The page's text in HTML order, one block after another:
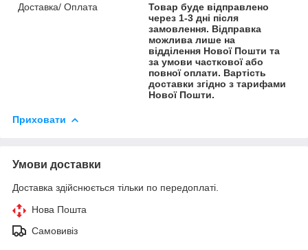
Доставка/ Оплата
Товар буде відправлено
через 1-3 дні після
замовлення. Відправка
можлива лише на
відділення Нової Пошти та
за умови часткової або
повної оплати. Вартість
доставки згідно з тарифами
Нової Пошти.
Приховати
Умови доставки
Доставка здійснюється тільки по передоплаті.
Нова Пошта
Самовивіз